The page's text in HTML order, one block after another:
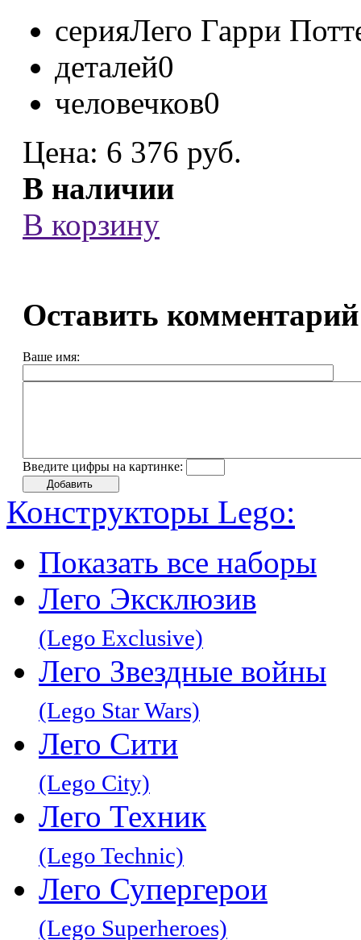
серияЛего Гарри
деталей0
человечков0
Цена: 6 376 руб.
В наличии
В корзину
Оставить
Ваше имя:
Введите цифры на картинке:
Конструкторы Lego:
Показать все наборы
Лего Эксклюзив
(Lego Exclusive)
Лего Звeздные войны
(Lego Star Wars)
Лего Сити
(Lego City)
Лего Техник
(Lego Technic)
Лего Супергерои
(Lego Superheroes)